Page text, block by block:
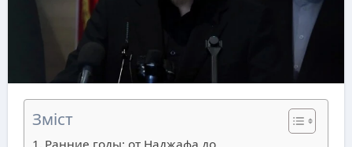
Зміст
Ранние годы: от Наджафа до